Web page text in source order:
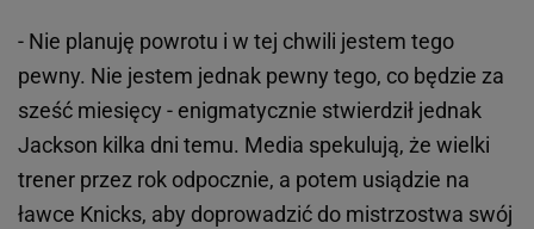
- Nie planuję powrotu i w tej chwili jestem tego
pewny. Nie jestem jednak pewny tego, co będzie za
sześć miesięcy - enigmatycznie stwierdził jednak
Jackson kilka dni temu. Media spekulują, że wielki
trener przez rok odpocznie, a potem usiądzie na
ławce Knicks, aby doprowadzić do mistrzostwa swój